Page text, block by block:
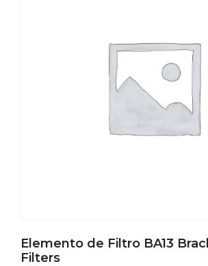
Elemento de Filtro BA13
Filters